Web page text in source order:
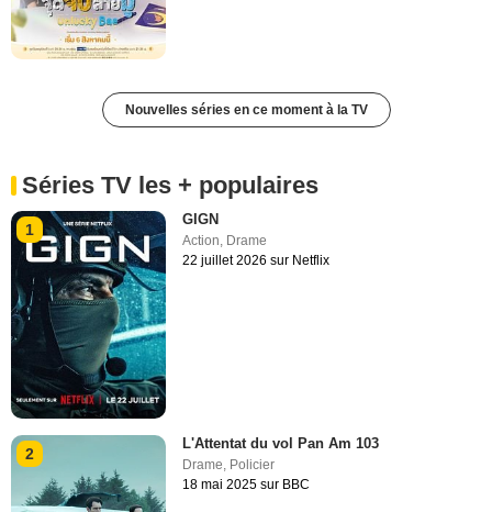
Nouvelles séries en ce moment à la TV
Séries TV les + populaires
1
GIGN
Action, Drame
22 juillet 2026 sur Netflix
2
L'Attentat du vol Pan Am 103
Drame Policier
18 mai 2025 sur BBC